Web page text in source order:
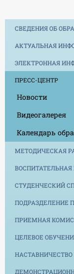
СВЕДЕНИЯ ОБ
АКТУАЛЬНАЯ
ЭЛЕКТРОННАЯ
ПРЕСС-ЦЕНТР
Новости
Видеогалерея
Календарь
МЕТОДИЧЕСКАЯ
ВОСПИТАТЕЛЬНАЯ
СТУДЕНЧЕСКИЙ
ПОДРАЗДЕЛЕНИЕ
ПРИЕМНАЯ
ЦЕЛЕВОЕ
НАСТАВНИЧЕСТВО